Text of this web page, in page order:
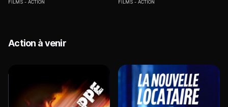
FILMS ACTION FILMS ACTION
Action à venir